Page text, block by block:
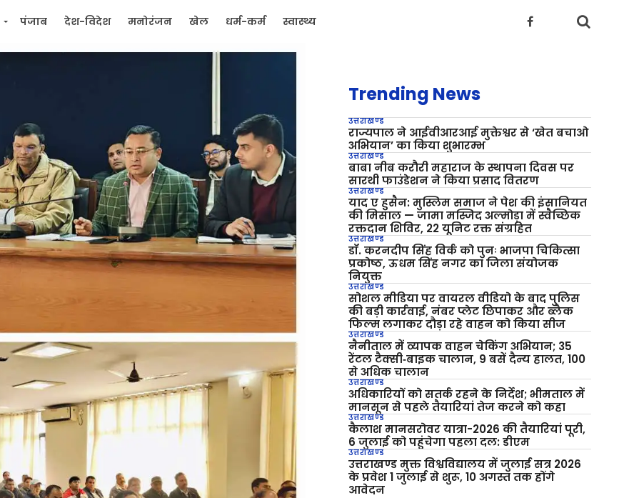
पंजाब देश-विदेश मनोरंजन खेल धर्म-कर्म स्वास्थ्य
Trending News
उत्तराखण्ड
राज्यपाल ने आईवीआरआई मुक्तेश्वर से ‘खेत बचाओ
अभियान’ का किया शुभारम्भ
उत्तराखण्ड
बाबा नीब करौरी महाराज के स्थापना दिवस पर
सारथी फाउंडेशन ने किया प्रसाद वितरण
उत्तराखण्ड
याद ए हुसैन: मुस्लिम समाज ने पेश की इंसानियत
की मिसाल — जामा मस्जिद अल्मोड़ा में स्वैच्छिक
रक्तदान शिविर, 22 यूनिट रक्त संग्रहित
उत्तराखण्ड
डॉ. करनदीप सिंह विर्क को पुनः भाजपा चिकित्सा
प्रकोष्ठ, ऊधम सिंह नगर का जिला संयोजक
नियुक्त
उत्तराखण्ड
सोशल मीडिया पर वायरल वीडियो के बाद पुलिस
की बड़ी कार्रवाई, नंबर प्लेट छिपाकर और ब्लैक
फिल्म लगाकर दौड़ा रहे वाहन को किया सीज
उत्तराखण्ड
नैनीताल में व्यापक वाहन चेकिंग अभियान; 35
रेंटल टैक्सी‑बाइक चालान, 9 बसें दैन्य हालत, 100
से अधिक चालान
उत्तराखण्ड
अधिकारियों को सतर्क रहने के निर्देश; भीमताल में
मानसून से पहले तैयारियां तेज करने को कहा
उत्तराखण्ड
कैलाश मानसरोवर यात्रा-2026 की तैयारियां पूरी,
6 जुलाई को पहुंचेगा पहला दल: डीएम
उत्तराखण्ड
उत्तराखण्ड मुक्त विश्वविद्यालय में जुलाई सत्र 2026
के प्रवेश 1 जुलाई से शुरू, 10 अगस्त तक होंगे
आवेदन